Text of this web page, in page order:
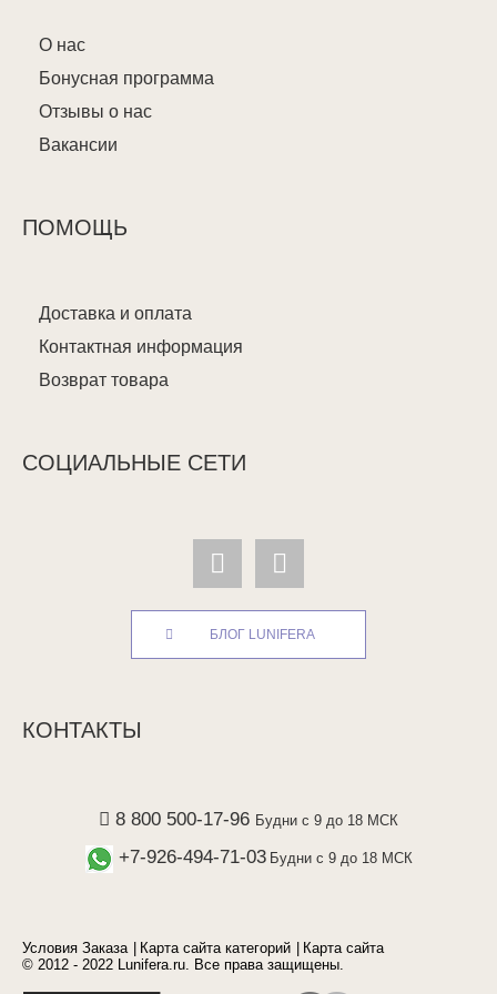
О нас
Бонусная программа
Отзывы о нас
Вакансии
ПОМОЩЬ
Доставка и оплата
Контактная информация
Возврат товара
СОЦИАЛЬНЫЕ СЕТИ
БЛОГ LUNIFERA
КОНТАКТЫ
8 800 500-17-96 Будни с 9 до 18 МСК
+7-926-494-71-03 Будни с 9 до 18 МСК
Условия Заказа Карта сайта категорий
Карта сайта
© 2012 - 2022 Lunifera.ru. Все права защищены.